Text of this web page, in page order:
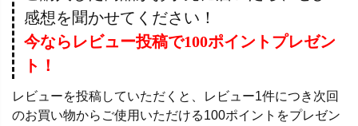
感想を聞かせてください！
今ならレビュー投稿で100ポイントプレゼン
ト！
レビューを投稿していただくと、レビュー1件につき次回
のお買い物からご使用いただける100ポイントをプレゼン